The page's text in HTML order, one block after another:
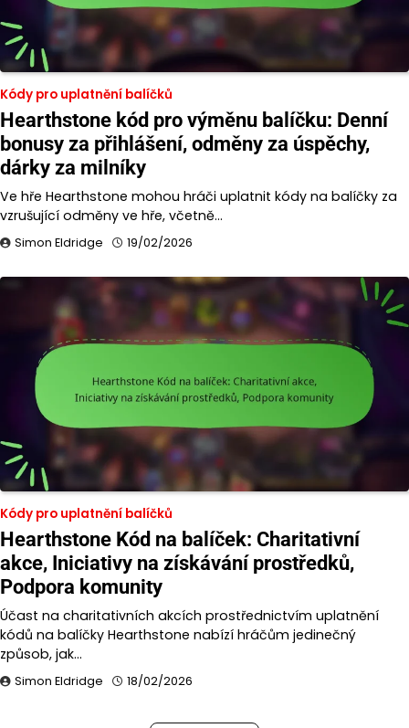
Kódy pro uplatnění balíčků
Hearthstone kód pro výměnu balíčku: Denní
bonusy za přihlášení, odměny za úspěchy,
dárky za milníky
Ve hře Hearthstone mohou hráči uplatnit kódy na balíčky za
vzrušující odměny ve hře, včetně…
Simon Eldridge 19/02/2026
Kódy pro uplatnění balíčků
Hearthstone Kód na balíček: Charitativní
akce, Iniciativy na získávání prostředků,
Podpora komunity
Účast na charitativních akcích prostřednictvím uplatnění
kódů na balíčky Hearthstone nabízí hráčům jedinečný
způsob, jak…
Simon Eldridge 18/02/2026